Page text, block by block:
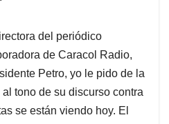
no se dieron solo en
que hacer su trabajo
que les gritaban
con golpearlos si no se